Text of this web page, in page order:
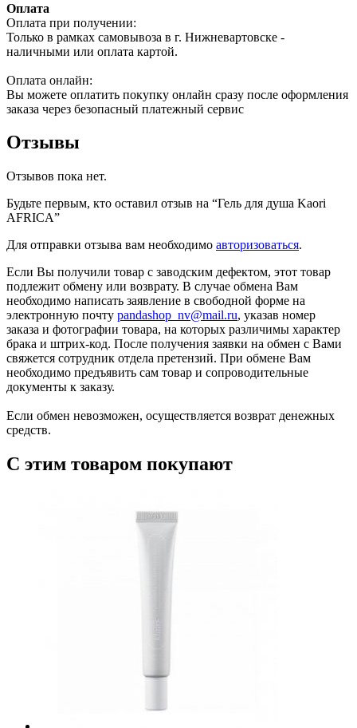
Оплата
Оплата при получении:
Только в рамках самовывоза в г. Нижневартовске -
наличными или оплата картой.
Оплата онлайн:
Вы можете оплатить покупку онлайн сразу после оформления
заказа через безопасный платежный сервис
Отзывы
Отзывов пока нет.
Будьте первым, кто оставил отзыв на “Гель для душа Kaori
AFRICA”
Для отправки отзыва вам необходимо авторизоваться.
Если Вы получили товар с заводским дефектом, этот товар
подлежит обмену или возврату. В случае обмена Вам
необходимо написать заявление в свободной форме на
электронную почту pandashop_nv@mail.ru, указав номер
заказа и фотографии товара, на которых различимы характер
брака и штрих-код. После получения заявки на обмен с Вами
свяжется сотрудник отдела претензий. При обмене Вам
необходимо предъявить сам товар и сопроводительные
документы к заказу.
Если обмен невозможен, осуществляется возврат денежных
средств.
С этим товаром покупают